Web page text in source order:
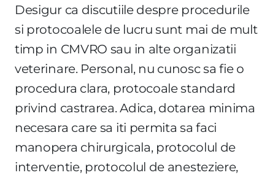
Desigur ca discutiile despre procedurile
si protocoalele de lucru sunt mai de mult
timp in CMVRO sau in alte organizatii
veterinare. Personal, nu cunosc sa fie o
procedura clara, protocoale standard
privind castrarea. Adica, dotarea minima
necesara care sa iti permita sa faci
manopera chirurgicala, protocolul de
interventie, protocolul de anesteziere,